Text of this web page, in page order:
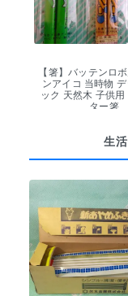
【箸】バッテンロ
ンアイコ 当時物 デ
ック 天然木 子供用
ター箸
生